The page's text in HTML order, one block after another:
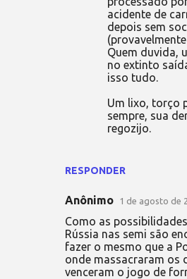
RESPONDER
acidente de
depois sem
Quem duvida,
no extinto
isso tudo.
Um lixo, torço
sempre, sua
regozijo.
Anônimo 1 de agosto de
Como as
Rússia nas semi são
fazer o mesmo que a
onde massacraram os
venceram o jogo de